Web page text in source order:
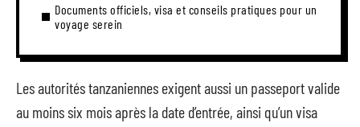
Documents officiels, visa et conseils pratiques pour un
voyage serein
Les autorités tanzaniennes exigent aussi un passeport valide
au moins six mois après la date d’entrée, ainsi qu’un visa